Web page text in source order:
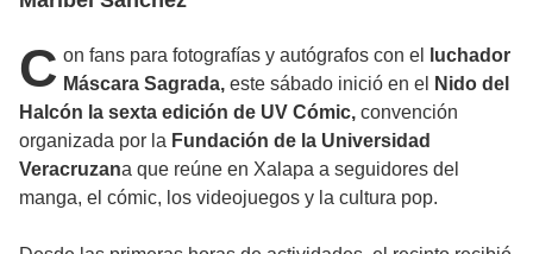
C on fans para fotografías y autógrafos con el
luchador
Máscara Sagrada, este sábado inició en el
Nido del
Halcón la sexta edición de UV Cómic, convención
organizada por la Fundación de la Universidad
Veracruzana que reúne en Xalapa a seguidores del
manga, el cómic, los videojuegos y la cultura pop.